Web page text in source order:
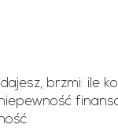
brzmi: ile